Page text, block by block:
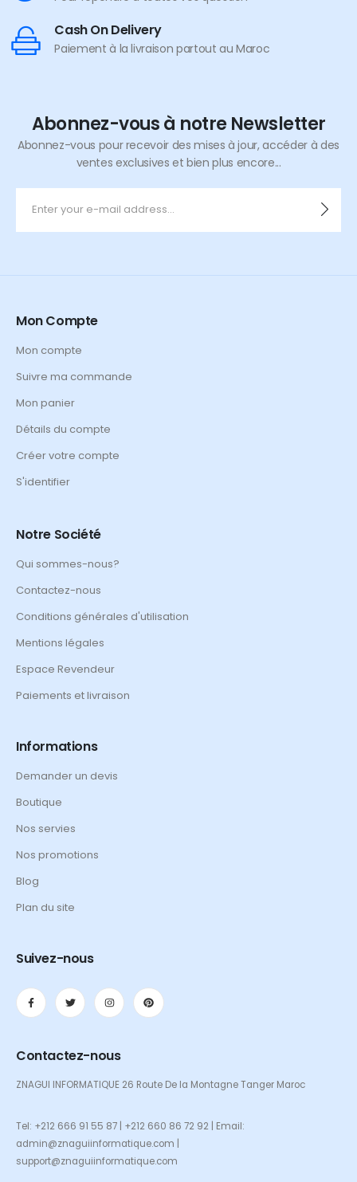
Cash On Delivery
Paiement à la livraison partout au Maroc
Abonnez-vous à notre Newsletter
Abonnez-vous pour recevoir des mises à jour, accéder à des
ventes exclusives et bien plus encore...
Mon Compte
Mon compte
Suivre ma commande
Mon panier
Détails du compte
Créer votre compte
S'identifier
Notre Société
Qui sommes-nous?
Contactez-nous
Conditions générales d'utilisation
Mentions légales
Espace Revendeur
Paiements et livraison
Informations
Demander un devis
Boutique
Nos servies
Nos promotions
Blog
Plan du site
Suivez-nous
Contactez-nous
ZNAGUI INFORMATIQUE 26 Route De la Montagne Tanger Maroc
Tel: +212 666 91 55 87 | +212 660 86 72 92 | Email:
admin@znaguiinformatique.com |
support@znaguiinformatique.com